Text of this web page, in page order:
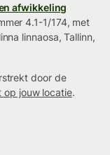
afwikkeling
4.1-1/174, met
linnaosa, Tallinn,
door de
op jouw locatie.